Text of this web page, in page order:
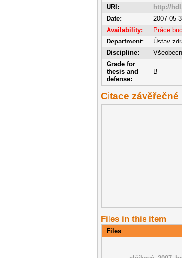
URI:
http://
Date:
2007-05-
Availability:
Práce
Department:
Ústav
Discipline:
Grade for
thesis and
defense:
B
Citace závěřečné
Files in this item
Files